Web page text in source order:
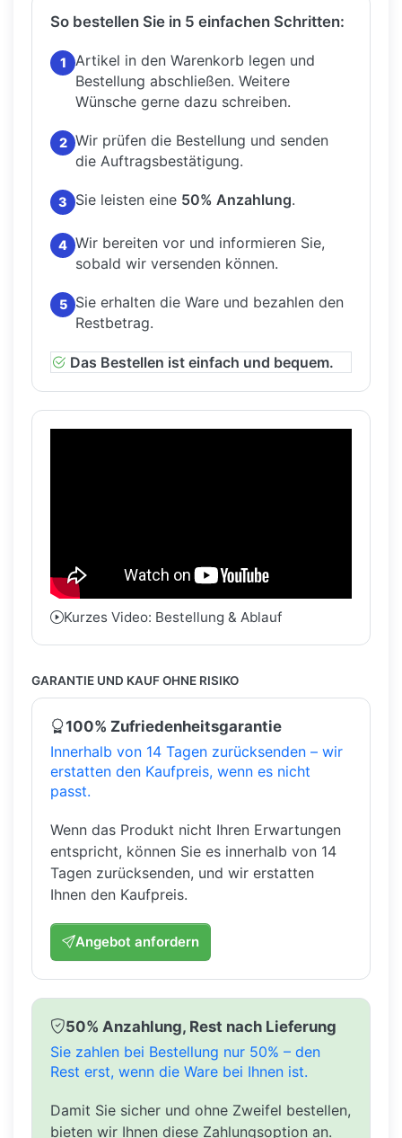
So bestellen Sie in 5 einfachen Schritten:
1
Artikel in den Warenkorb legen und
Bestellung abschließen. Weitere
Wünsche gerne dazu schreiben.
2 Wir prüfen die Bestellung und senden
die Auftragsbestätigung.
3 Sie leisten eine 50% Anzahlung.
4 Wir bereiten vor und informieren Sie,
sobald wir versenden können.
5
Sie erhalten die Ware und bezahlen den
Restbetrag.
Das Bestellen ist einfach und bequem.
Kurzes Video: Bestellung & Ablauf
GARANTIE UND KAUF OHNE RISIKO
100% Zufriedenheitsgarantie
Innerhalb von 14 Tagen zurücksenden – wir
erstatten den Kaufpreis, wenn es nicht
passt.
Wenn das Produkt nicht Ihren Erwartungen
entspricht, können Sie es innerhalb von 14
Tagen zurücksenden, und wir erstatten
Ihnen den Kaufpreis.
Angebot anfordern
50% Anzahlung, Rest nach Lieferung
Sie zahlen bei Bestellung nur 50% – den
Rest erst, wenn die Ware bei Ihnen ist.
Damit Sie sicher und ohne Zweifel bestellen,
bieten wir Ihnen diese Zahlungsoption an.